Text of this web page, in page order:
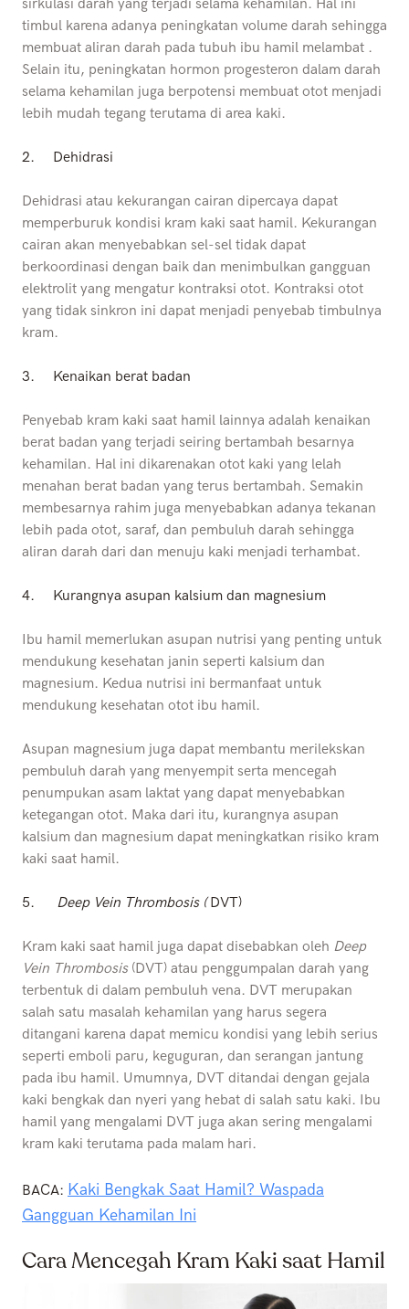
sirkulasi darah yang terjadi selama kehamilan. Hal ini
timbul karena adanya peningkatan volume darah sehingga
membuat aliran darah pada tubuh ibu hamil melambat .
Selain itu, peningkatan hormon progesteron dalam darah
selama kehamilan juga berpotensi membuat otot menjadi
lebih mudah tegang terutama di area kaki.
2. Dehidrasi
Dehidrasi atau kekurangan cairan dipercaya dapat
memperburuk kondisi kram kaki saat hamil. Kekurangan
cairan akan menyebabkan sel-sel tidak dapat
berkoordinasi dengan baik dan menimbulkan gangguan
elektrolit yang mengatur kontraksi otot. Kontraksi otot
yang tidak sinkron ini dapat menjadi penyebab timbulnya
kram.
3. Kenaikan berat badan
Penyebab kram kaki saat hamil lainnya adalah kenaikan
berat badan yang terjadi seiring bertambah besarnya
kehamilan. Hal ini dikarenakan otot kaki yang lelah
menahan berat badan yang terus bertambah. Semakin
membesarnya rahim juga menyebabkan adanya tekanan
lebih pada otot, saraf, dan pembuluh darah sehingga
aliran darah dari dan menuju kaki menjadi terhambat.
4. Kurangnya asupan kalsium dan magnesium
Ibu hamil memerlukan asupan nutrisi yang penting untuk
mendukung kesehatan janin seperti kalsium dan
magnesium. Kedua nutrisi ini bermanfaat untuk
mendukung kesehatan otot ibu hamil.
Asupan magnesium juga dapat membantu merilekskan
pembuluh darah yang menyempit serta mencegah
penumpukan asam laktat yang dapat menyebabkan
ketegangan otot. Maka dari itu, kurangnya asupan
kalsium dan magnesium dapat meningkatkan risiko kram
kaki saat hamil.
5. Deep Vein Thrombosis (DVT)
Kram kaki saat hamil juga dapat disebabkan oleh Deep
Vein Thrombosis (DVT) atau penggumpalan darah yang
terbentuk di dalam pembuluh vena. DVT merupakan
salah satu masalah kehamilan yang harus segera
ditangani karena dapat memicu kondisi yang lebih serius
seperti emboli paru, keguguran, dan serangan jantung
pada ibu hamil. Umumnya, DVT ditandai dengan gejala
kaki bengkak dan nyeri yang hebat di salah satu kaki. Ibu
hamil yang mengalami DVT juga akan sering mengalami
kram kaki terutama pada malam hari.
BACA: Kaki Bengkak Saat Hamil? Waspada
Gangguan Kehamilan Ini
Cara Mencegah Kram Kaki saat Hamil